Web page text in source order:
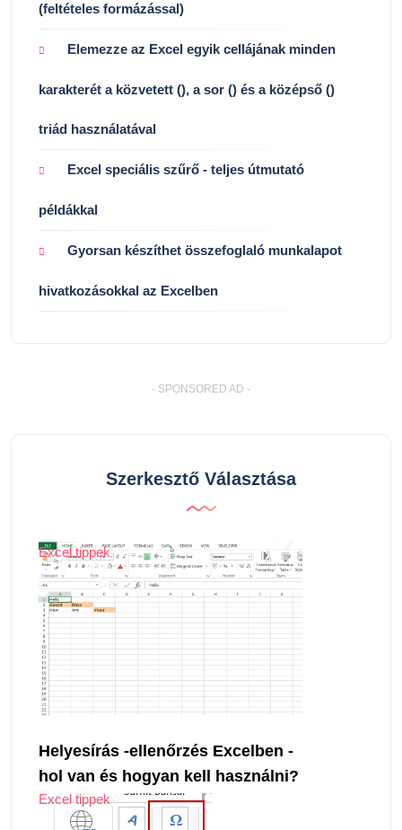
(feltételes formázással)
Elemezze az Excel egyik cellájának minden
karakterét a közvetett (), a sor () és a középső ()
triád használatával
Excel speciális szűrő - teljes útmutató
példákkal
Gyorsan készíthet összefoglaló munkalapot
hivatkozásokkal az Excelben
- SPONSORED AD -
Szerkesztő Választása
Excel tippek
Helyesírás -ellenőrzés Excelben -
hol van és hogyan kell használni?
Excel tippek